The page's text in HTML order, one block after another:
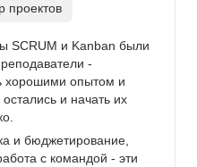
проектов
SCRUM и Kanban были
-
хорошими опытом и
и начать их
и бюджетирование,
с командой - эти